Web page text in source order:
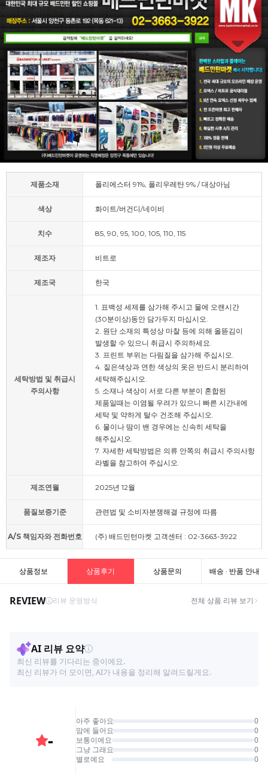
제품소재 폴리에스터 91%, 폴리우레탄 9% / 대상아님
색상 화이트/버건디/네이비
치수 85, 90, 95, 100, 105, 110, 115
제조자 비트로
제조국 한국
세탁방법 및 취급시
주의사항
1. 표백성 세제를 삼가해 주시고 물에 오랜시간
(30분이상)동안 담가두지 마십시오.
2. 원단 소재의 특성상 마찰 등에 의해 올뜯김이
발생할 수 있으니 취급시 주의하세요.
3. 프린트 부위는 다림질을 삼가해 주십시오.
4. 짙은색상과 연한 색상의 옷은 반드시 분리하여
세탁해주십시오.
5. 소재나 색상이 서로 다른 부분이 혼합된
제품일때는 이염될 우려가 있으니 빠른 시간내에
세탁 및 약하게 탈수 건조해 주십시오.
6. 물이나 땀이 밴 경우에는 신속히 세탁을
해주십시오.
7. 자세한 세탁방법은 의류 안쪽의 취급시 주의사항
라벨을 참고하여 주십시오.
제조연월 2025년 12월
품질보증기준 관련법 및 소비자분쟁해결 규정에 따름
A/S 책임자와 전화번호 (주) 배드민턴마켓 고객센터 : 02-3663-3922
상품정보 상품후기 상품문의 배송 · 반품 안내